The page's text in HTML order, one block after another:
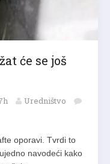
će se još
Uredništvo
oporavi. Tvrdi to
navodeći kako